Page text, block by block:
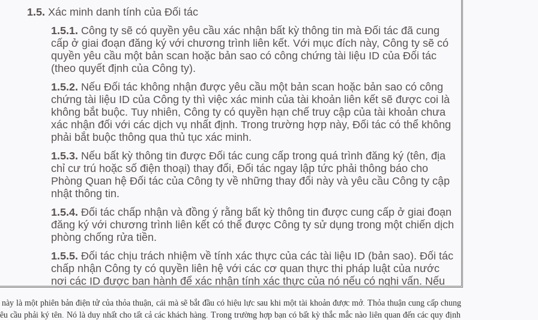
là một phiên bản điện tử của thỏa thuận, cái mà sẽ bắt đầu có hiệu lực sau khi một tài khoản được mở. Thỏa thuận cung cấp chung
cầu phải ký tên. Nó là duy nhất cho tất cả các khách hàng. Trong trường hợp bạn có bất kỳ thắc mắc nào liên quan đến các quy định